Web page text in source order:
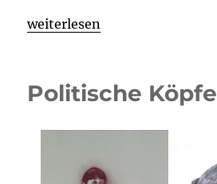
„Finissage Politische Köpfe“
weiterlesen
Politische Köpfe